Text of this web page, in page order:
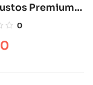
Premium
oz
0